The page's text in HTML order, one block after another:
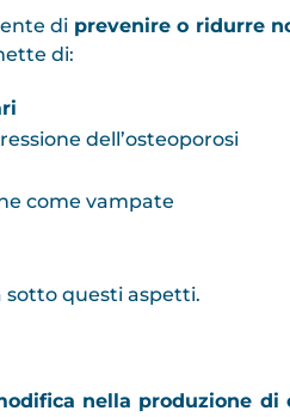
di prevenire o ridurre
di:
dell’osteoporosi
come vampate
sotto questi aspetti.
nella produzione di